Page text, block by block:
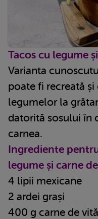
Tacos cu legume
Varianta
poate fi recreată
legumelor la
datorită sosului în
carnea.
Ingrediente
legume și carne
4 lipii mexicane
2 ardei grași
400 g carne de vită